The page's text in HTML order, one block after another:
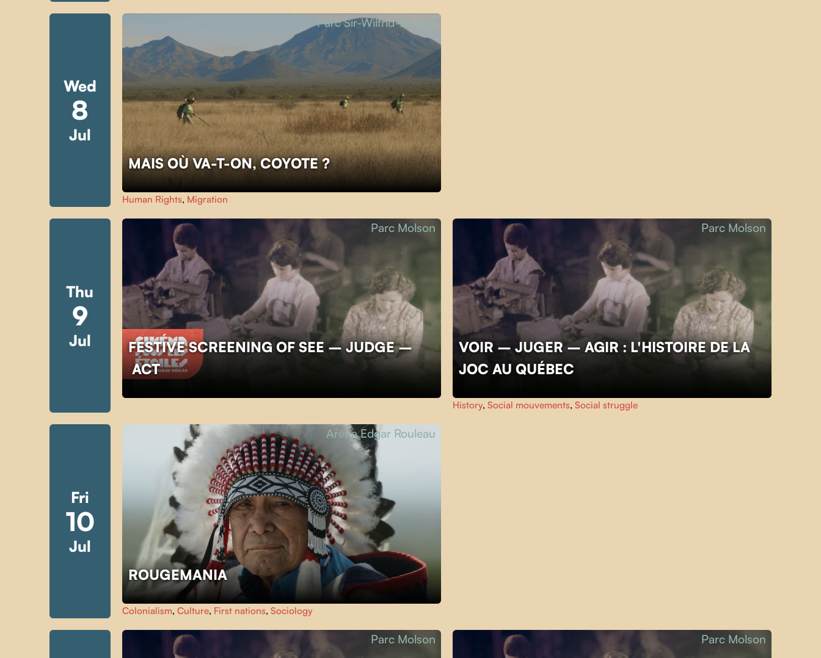
Wed
8
Jul
MAIS OÙ VA-T-ON, COYOTE ?
Parc Sir-Wilfrid-Laurier
Human Rights, Migration
Thu
9
Jul
FESTIVE SCREENING OF SEE – JUDGE –
ACT
Parc Molson
VOIR – JUGER – AGIR : L'HISTOIRE DE LA
JOC AU QUÉBEC
Parc Molson
History, Social mouvements, Social struggle
Fri
10
Jul
ROUGEMANIA
Aréna Edgar Rouleau
Colonialism, Culture, First nations, Sociology
Parc Molson Parc Molson